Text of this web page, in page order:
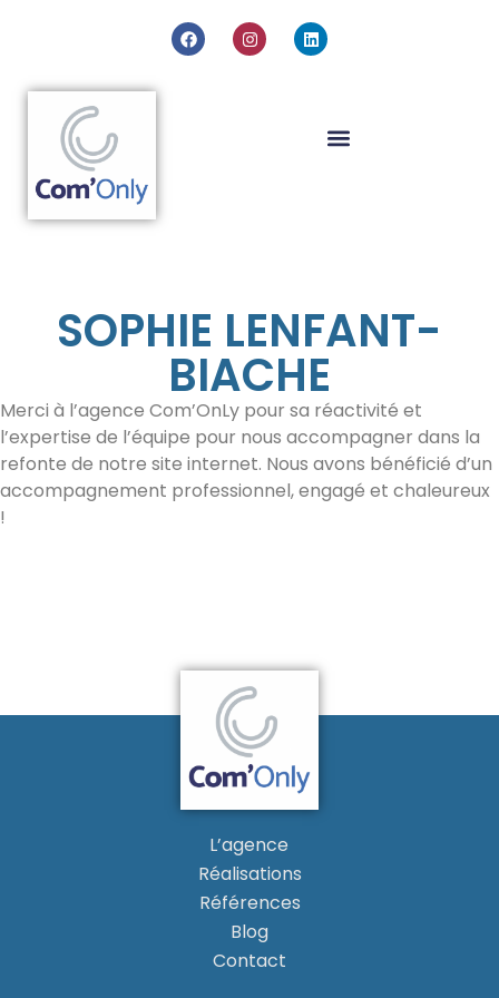
SOPHIE LENFANT-
BIACHE
Merci à l’agence Com’OnLy pour sa réactivité et
l’expertise de l’équipe pour nous accompagner dans la
refonte de notre site internet. Nous avons bénéficié d’un
accompagnement professionnel, engagé et chaleureux
!
L’agence
Réalisations
Références
Blog
Contact